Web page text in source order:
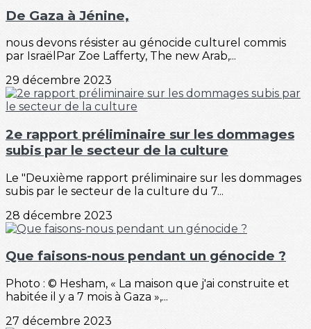
De Gaza à Jénine,
nous devons résister au génocide culturel commis
par IsraëlPar Zoe Lafferty, The new Arab,...
29 décembre 2023
2e rapport préliminaire sur les dommages
subis par le secteur de la culture
Le "Deuxième rapport préliminaire sur les dommages
subis par le secteur de la culture du 7...
28 décembre 2023
Que faisons-nous pendant un génocide ?
Photo : © Hesham, « La maison que j'ai construite et
habitée il y a 7 mois à Gaza »,...
27 décembre 2023